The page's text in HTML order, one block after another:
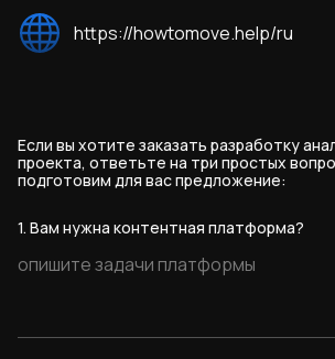
для максимального удобства
Решение построено с учётом
предоставляет гибкие настройки
адаптируемых под различные бизнес-
https://howtomove.help/ru
Если вы хотите заказать разработку
проекта, ответьте на три простых
подготовим для вас предложение:
1. Вам нужна контентная платформа?